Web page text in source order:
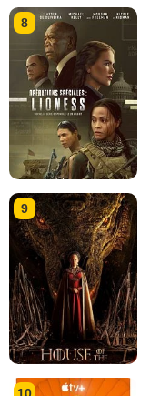
8
9